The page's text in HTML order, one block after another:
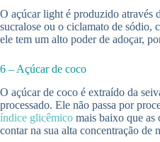
O açúcar light é produzido através
sucralose ou o ciclamato de sódio,
ele tem um alto poder de adoçar,
6 – Açúcar de coco
O açúcar de coco é extraído da
processado. Ele não passa por
índice glicêmico mais baixo que as
contar na sua alta concentração de